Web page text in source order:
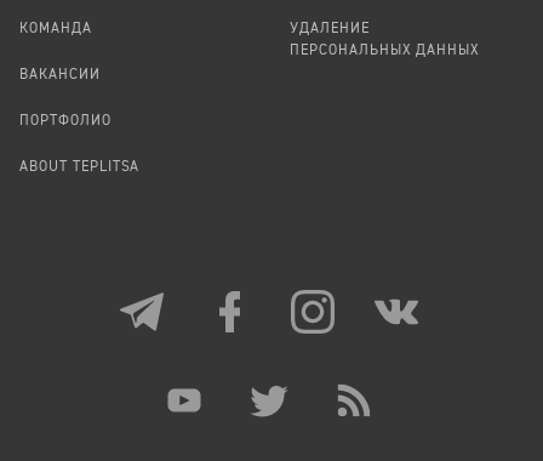
КОМАНДА
ВАКАНСИИ
ПОРТФОЛИО
ABOUT TEPLITSA
УДАЛЕНИЕ
ПЕРСОНАЛЬНЫХ ДАННЫХ